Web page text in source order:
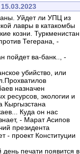
Уйдет ли УПЦ из
лавры в катакомбы
козни. Туркменистан
Тегерана, -
пойдет ва-банк.., -
убийство, или
назначен
ресурсов, экологии и
Кыргызстана
Куда он нас
- Марат Асипов
президента
- проект Конституции
печати появится в